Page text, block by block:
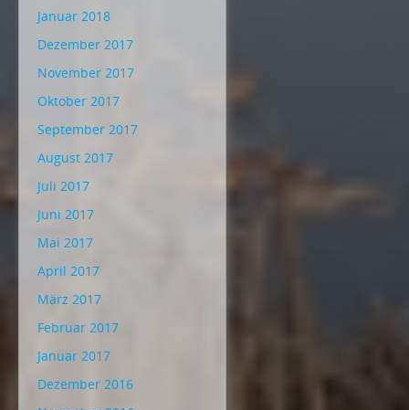
Januar 2018
Dezember 2017
November 2017
Oktober 2017
September 2017
August 2017
Juli 2017
Juni 2017
Mai 2017
April 2017
März 2017
Februar 2017
Januar 2017
Dezember 2016